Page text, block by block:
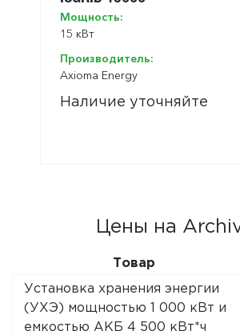
Мощность:
15 кВт
Производитель:
Axioma Energy
Наличие уточняйте
Цены на
Товар
Установка хранения энергии
(УХЭ) мощностью 1 000 кВт и
емкостью АКБ 4 500 кВт*ч